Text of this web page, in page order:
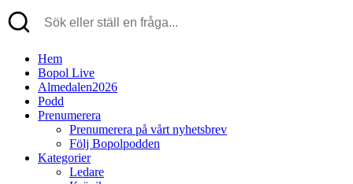
Hem
Bopol Live
Almedalen2026
Podd
Prenumerera
Prenumerera på vårt nyhetsbrev
Följ Bopolpodden
Kategorier
Ledare